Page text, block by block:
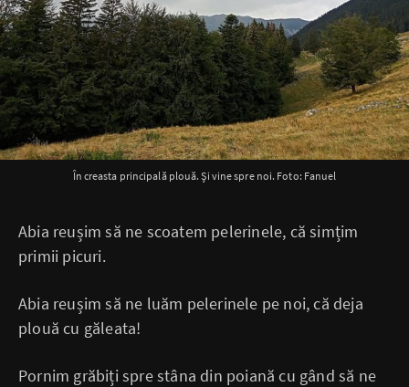
În creasta principală plouă. Și vine spre noi. Foto: Fanuel
Abia reușim să ne scoatem pelerinele, că simțim
primii picuri.
Abia reușim să ne luăm pelerinele pe noi, că deja
plouă cu găleata!
Pornim grăbiți spre stâna din poiană cu gând să ne